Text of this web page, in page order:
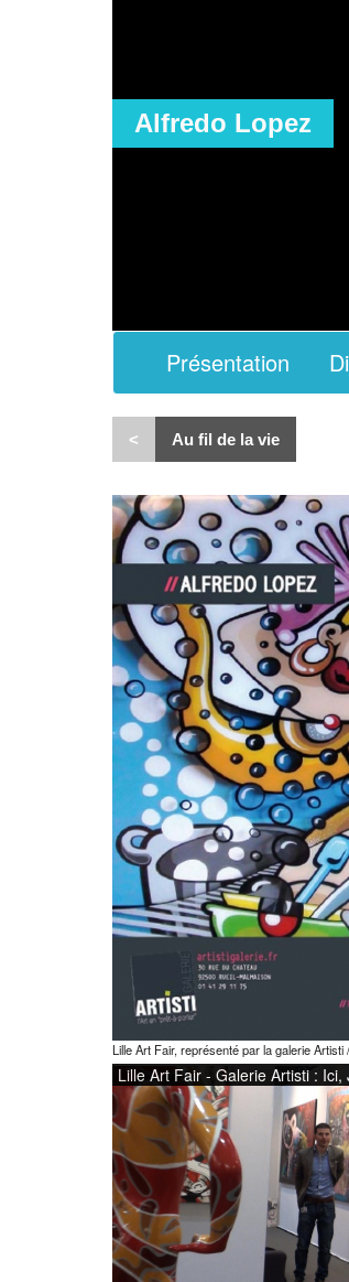
Alfredo Lopez
Présentation
< Au fil de la vie
Lille Art Fair, représenté par la galerie
Lille Art Fair - Galerie Artisti : Ici,